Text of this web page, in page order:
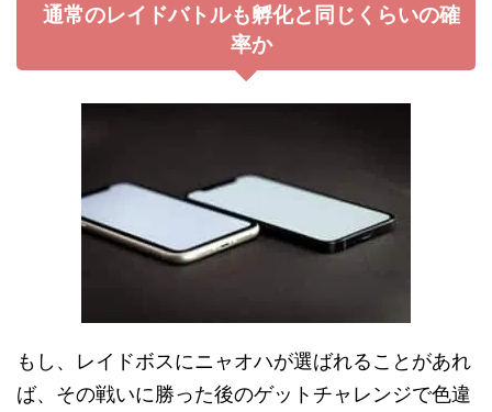
通常のレイドバトルも孵化と同じくらいの確
率か
もし、レイドボスにニャオハが選ばれることがあれ
ば、その戦いに勝った後のゲットチャレンジで色違